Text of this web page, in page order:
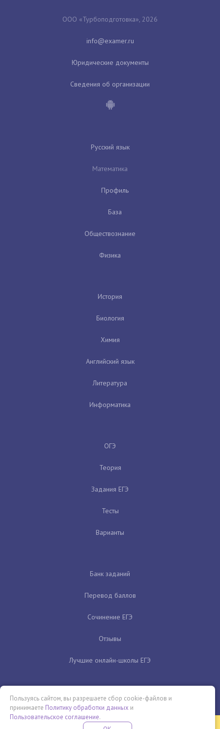
ООО «Турбоподготовка», 2026
Юридические документы
Сведения об организации
Русский язык
Математика
Профиль
База
Обществознание
Физика
История
Биология
Химия
Английский язык
Литература
Информатика
ОГЭ
Теория
Задания ЕГЭ
Тесты
Варианты
Банк заданий
Перевод баллов
Сочинение ЕГЭ
Отзывы
Лучшие онлайн-школы ЕГЭ
Пользуясь сайтом, вы разрешаете сбор cookie-файлов и
принимаете Политику обработки данных и
Пользовательское соглашение.